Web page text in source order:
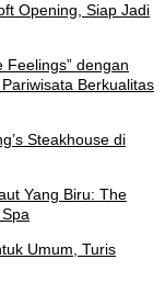
Opening, Siap Jadi
Feelings” dengan
Berkualitas
Steakhouse di
Yang Biru: The
Umum, Turis